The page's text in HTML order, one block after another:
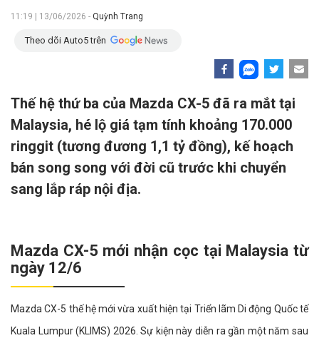
11:19 | 13/06/2026 - Quỳnh Trang
Theo dõi Auto5 trên
Thế hệ thứ ba của Mazda CX-5 đã ra mắt tại
Malaysia, hé lộ giá tạm tính khoảng 170.000
ringgit (tương đương 1,1 tỷ đồng), kế hoạch
bán song song với đời cũ trước khi chuyển
sang lắp ráp nội địa.
Mazda CX-5 mới nhận cọc tại Malaysia từ
ngày 12/6
Mazda CX-5 thế hệ mới vừa xuất hiện tại Triển lãm Di động Quốc tế
Kuala Lumpur (KLIMS) 2026. Sự kiện này diễn ra gần một năm sau